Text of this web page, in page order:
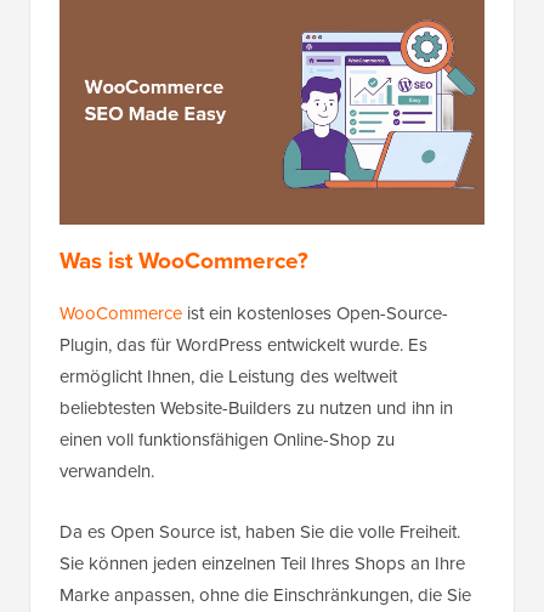
Was ist WooCommerce?
WooCommerce ist ein kostenloses Open-Source-
Plugin, das für WordPress entwickelt wurde. Es
ermöglicht Ihnen, die Leistung des weltweit
beliebtesten Website-Builders zu nutzen und ihn in
einen voll funktionsfähigen Online-Shop zu
verwandeln.
Da es Open Source ist, haben Sie die volle Freiheit.
Sie können jeden einzelnen Teil Ihres Shops an Ihre
Marke anpassen, ohne die Einschränkungen, die Sie